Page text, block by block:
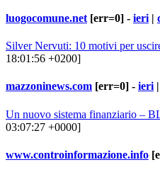
luogocomune.net [err=0] - ieri |
Silver Nervuti: 10 motivi per
18:01:56 +0200]
mazzoninews.com [err=0] - ieri |
Un nuovo sistema finanziario –
03:07:27 +0000]
www.controinformazione.info